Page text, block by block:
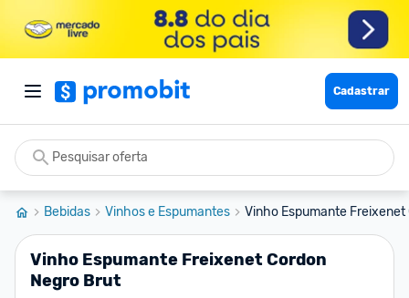
Cadastrar
Bebidas Vinhos e Espumantes Vinho Espumante Freixenet
Vinho Espumante Freixenet Cordon
Negro Brut